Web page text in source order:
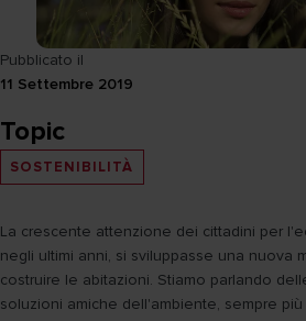
Pubblicato il
11 Settembre 2019
Topic
SOSTENIBILITÀ
La crescente attenzione dei cittadini per
negli ultimi anni, si sviluppasse una nuova
costruire le abitazioni. Stiamo parlando
soluzioni amiche dell'ambiente, sempre